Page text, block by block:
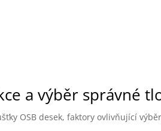
a výběr správné
OSB desek, faktory ovlivňující